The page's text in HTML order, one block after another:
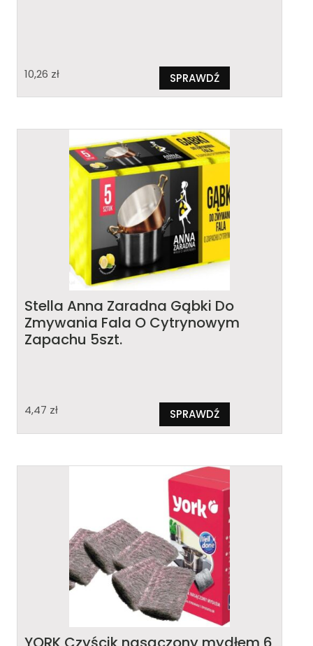
10,26 zł SPRAWDŹ
Stella Anna Zaradna Gąbki Do
Zmywania Fala O Cytrynowym
Zapachu 5szt.
4,47 zł SPRAWDŹ